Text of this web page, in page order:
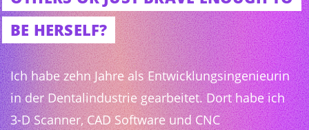
BE HERSELF?
Ich habe zehn Jahre als Entwicklungsingenieurin
in der Dentalindustrie gearbeitet. Dort habe ich
3-D Scanner, CAD Software und CNC